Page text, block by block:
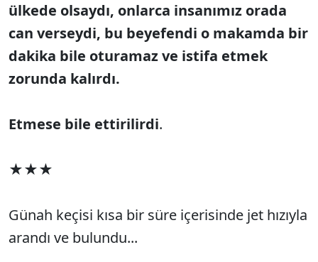
ülkede olsaydı, onlarca insanımız orada
can verseydi, bu beyefendi o makamda bir
dakika bile oturamaz ve istifa etmek
zorunda kalırdı.
Etmese bile ettirilirdi.
★★★
Günah keçisi kısa bir süre içerisinde jet hızıyla
arandı ve bulundu...